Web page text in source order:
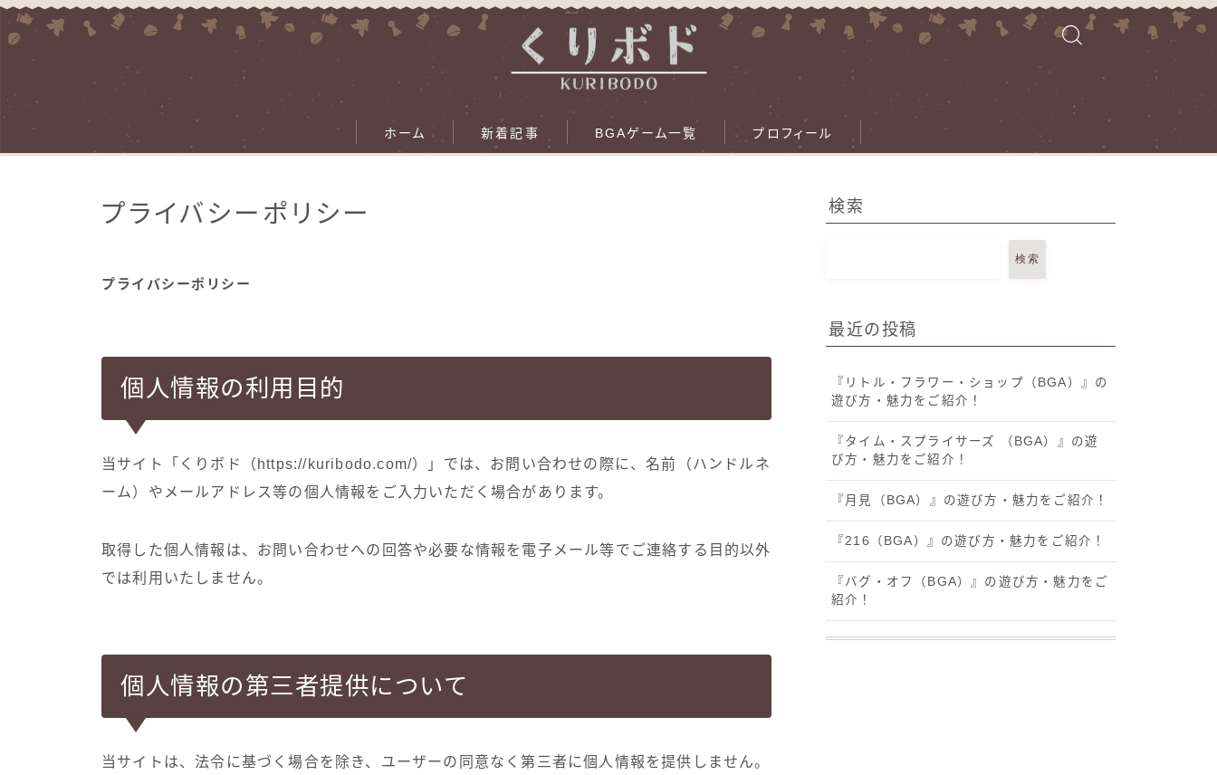
ホーム 新着記事 BGAゲーム一覧 プロフィール
プライバシーポリシー
プライバシーポリシー
個人情報の利用目的
当サイト「くりボド（https://kuribodo.com/）」では、お問い合わせの際に、名前（ハンドルネ
ーム）やメールアドレス等の個人情報をご入力いただく場合があります。
取得した個人情報は、お問い合わせへの回答や必要な情報を電子メール等でご連絡する目的以外
では利用いたしません。
個人情報の第三者提供について
当サイトは、法令に基づく場合を除き、ユーザーの同意なく第三者に個人情報を提供しません。
検索
検索
最近の投稿
『リトル・フラワー・ショップ（BGA）』の
遊び方・魅力をご紹介！
『タイム・スプライサーズ （BGA）』の遊
び方・魅力をご紹介！
『月見（BGA）』の遊び方・魅力をご紹介！
『216（BGA）』の遊び方・魅力をご紹介！
『バグ・オフ（BGA）』の遊び方・魅力をご
紹介！